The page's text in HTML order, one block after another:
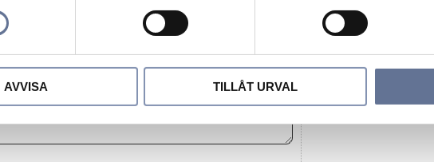
AVVISA TILLÅT URVAL